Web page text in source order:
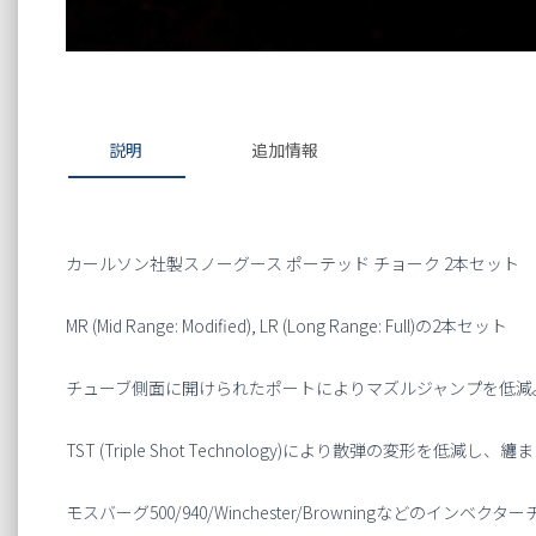
説明 追加情報
カールソン社製スノーグース ポーテッド チョーク 2本セット
MR (Mid Range: Modified), LR (Long Range: Full)の2本セット
チューブ側面に開けられたポートによりマズルジャンプを低減
TST (Triple Shot Technology)により散弾の変形を低減し、纏ま
モスバーグ500/940/Winchester/Browningなどのインベクター